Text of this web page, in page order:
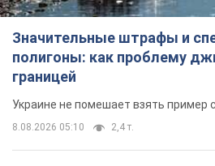
Значительные штрафы и
полигоны: как проблему
границей
Украине не помешает взять пример
8.08.2026 05:10 2,4 т.